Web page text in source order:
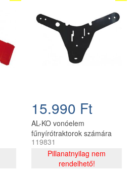
15.990 Ft
AL-KO vonóelem
fűnyírótraktorok számára
119831
Pillanatnyilag nem
rendelhető!